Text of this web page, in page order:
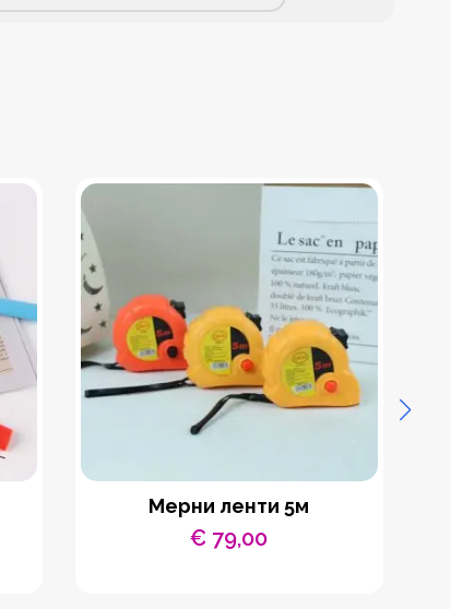
Мерни ленти 5м
€ 79,00